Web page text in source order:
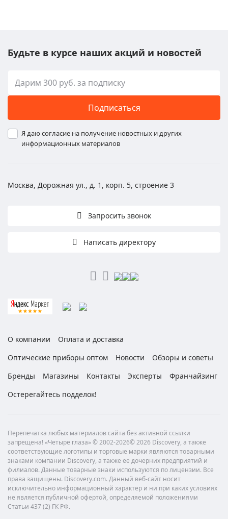
Будьте в курсе наших акций и новостей
Подписаться
Я даю согласие на получение новостных и других
информационных материалов
Москва, Дорожная ул., д. 1, корп. 5, строение 3
Запросить звонок
Написать директору
О компании
Оплата и доставка
Оптические приборы оптом
Новости
Обзоры и советы
Бренды
Магазины Контакты Эксперты
Франчайзинг
Остерегайтесь подделок!
Перепечатка любых материалов сайта без активной ссылки
запрещена! «Четыре глаза» © 2002-2026© 2026 Discovery, а также
соответствующие логотипы и торговые марки являются товарными
знаками компании Discovery, а также ее дочерних предприятий и
филиалов. Данные товарные знаки используются по лицензии. Все
права защищены. Discovery.com. Данный веб-сайт носит
исключительно информационный характер и ни при каких условиях
не является публичной офертой, определяемой положениями
Статьи 437 (2) ГК РФ.